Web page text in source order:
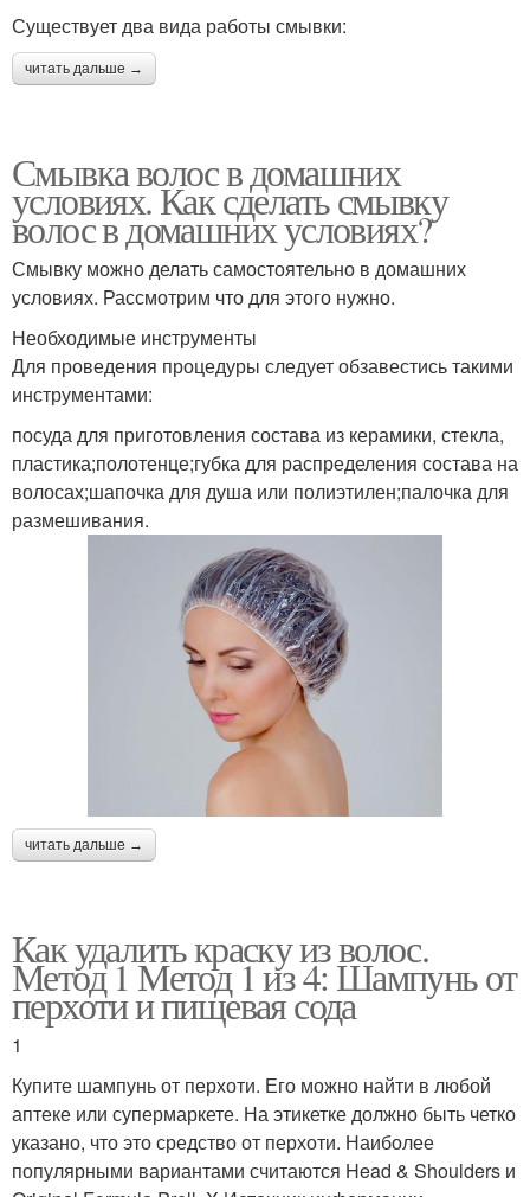
Существует два вида работы смывки:
читать дальше →
Смывка волос в домашних
условиях. Как сделать смывку
волос в домашних условиях?
Смывку можно делать самостоятельно в домашних
условиях. Рассмотрим что для этого нужно.
Необходимые инструменты
Для проведения процедуры следует обзавестись такими
инструментами:
посуда для приготовления состава из керамики, стекла,
пластика;полотенце;губка для распределения состава на
волосах;шапочка для душа или полиэтилен;палочка для
размешивания.
читать дальше →
Как удалить краску из волос.
Метод 1 Метод 1 из 4: Шампунь от
перхоти и пищевая сода
1
Купите шампунь от перхоти. Его можно найти в любой
аптеке или супермаркете. На этикетке должно быть четко
указано, что это средство от перхоти. Наиболее
популярными вариантами считаются Head & Shoulders и